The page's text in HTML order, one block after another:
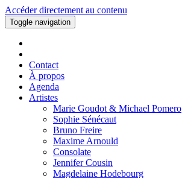
Accéder directement au contenu
Toggle navigation
Contact
À propos
Agenda
Artistes
Marie Goudot & Michael Pomero
Sophie Sénécaut
Bruno Freire
Maxime Arnould
Consolate
Jennifer Cousin
Magdelaine Hodebourg